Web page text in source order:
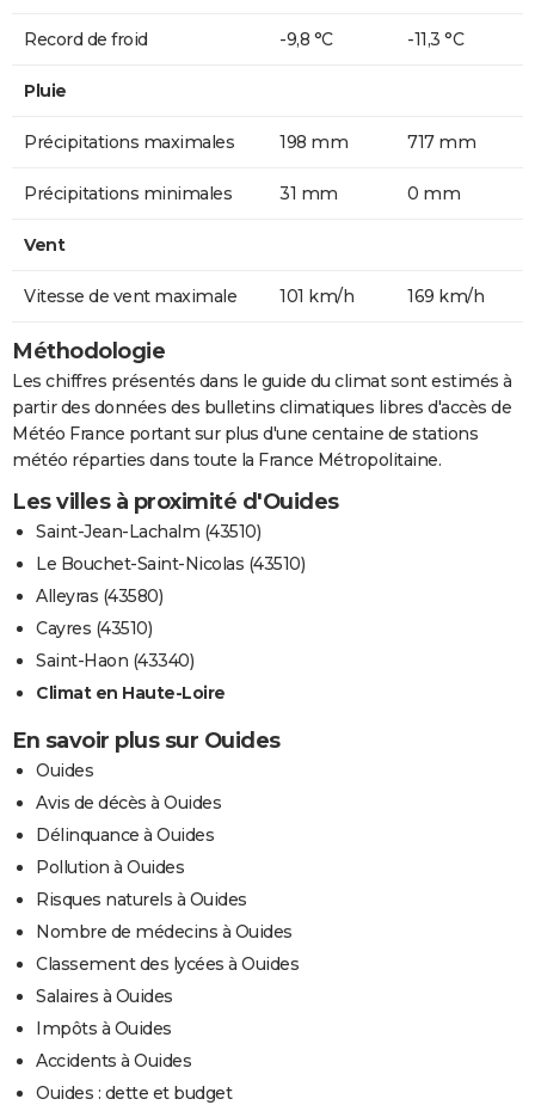
Record de froid -9,8 °C -11,3 °C
Pluie
Précipitations maximales 198 mm 717 mm
Précipitations minimales 31 mm 0 mm
Vent
Vitesse de vent maximale 101 km/h 169 km/h
Méthodologie
Les chiffres présentés dans le guide du climat sont estimés à
partir des données des bulletins climatiques libres d'accès de
Météo France portant sur plus d'une centaine de stations
météo réparties dans toute la France Métropolitaine.
Les villes à proximité d'Ouides
Saint-Jean-Lachalm (43510)
Le Bouchet-Saint-Nicolas (43510)
Alleyras (43580)
Cayres (43510)
Saint-Haon (43340)
Climat en Haute-Loire
En savoir plus sur Ouides
Ouides
Avis de décès à Ouides
Délinquance à Ouides
Pollution à Ouides
Risques naturels à Ouides
Nombre de médecins à Ouides
Classement des lycées à Ouides
Salaires à Ouides
Impôts à Ouides
Accidents à Ouides
Ouides : dette et budget